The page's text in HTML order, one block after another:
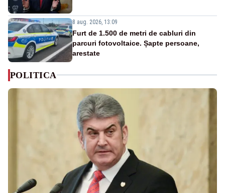
8 aug. 2026, 13:09
Furt de 1.500 de metri de cabluri din
parcuri fotovoltaice. Șapte persoane,
arestate
POLITICA